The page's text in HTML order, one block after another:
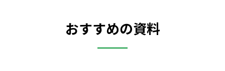
おすすめの資料